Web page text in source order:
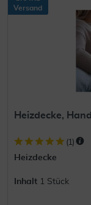
Versand
Heizdecke,
(1)
Heizdecke
Inhalt 1 Stück